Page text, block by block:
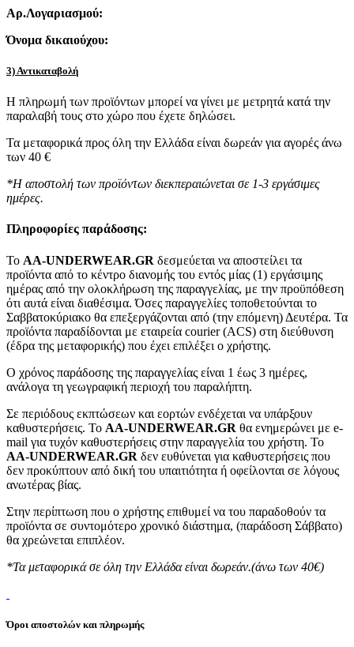
Αρ.Λογαριασμού:
Όνομα δικαιούχου:
3) Αντικαταβολή
Η πληρωμή των προϊόντων μπορεί να γίνει με μετρητά κατά την
παραλαβή τους στο χώρο που έχετε δηλώσει.
Τα μεταφορικά προς όλη την Ελλάδα είναι δωρεάν για αγορές άνω
των 40 €
*Η αποστολή των προϊόντων διεκπεραιώνεται σε 1-3 εργάσιμες
ημέρες.
Πληροφορίες παράδοσης:
To AA-UNDERWEAR.GR δεσμεύεται να αποστείλει τα
προϊόντα από το κέντρο διανομής του εντός μίας (1) εργάσιμης
ημέρας από την ολοκλήρωση της παραγγελίας, με την προϋπόθεση
ότι αυτά είναι διαθέσιμα. Όσες παραγγελίες τοποθετούνται το
Σαββατοκύριακο θα επεξεργάζονται από (την επόμενη) Δευτέρα. Τα
προϊόντα παραδίδονται με εταιρεία courier (ACS) στη διεύθυνση
(έδρα της μεταφορικής) που έχει επιλέξει ο χρήστης.
Ο χρόνος παράδοσης της παραγγελίας είναι 1 έως 3 ημέρες,
ανάλογα τη γεωγραφική περιοχή του παραλήπτη.
Σε περιόδους εκπτώσεων και εορτών ενδέχεται να υπάρξουν
καθυστερήσεις. Το AA-UNDERWEAR.GR θα ενημερώνει με e-
mail για τυχόν καθυστερήσεις στην παραγγελία του χρήστη. Το
AA-UNDERWEAR.GR δεν ευθύνεται για καθυστερήσεις που
δεν προκύπτουν από δική του υπαιτιότητα ή οφείλονται σε λόγους
ανωτέρας βίας.
Στην περίπτωση που ο χρήστης επιθυμεί να του παραδοθούν τα
προϊόντα σε συντομότερο χρονικό διάστημα, (παράδοση Σάββατο)
θα χρεώνεται επιπλέον.
*Τα μεταφορικά σε όλη την Ελλάδα είναι δωρεάν.(άνω των 40€)
Όροι αποστολών και πληρωμής